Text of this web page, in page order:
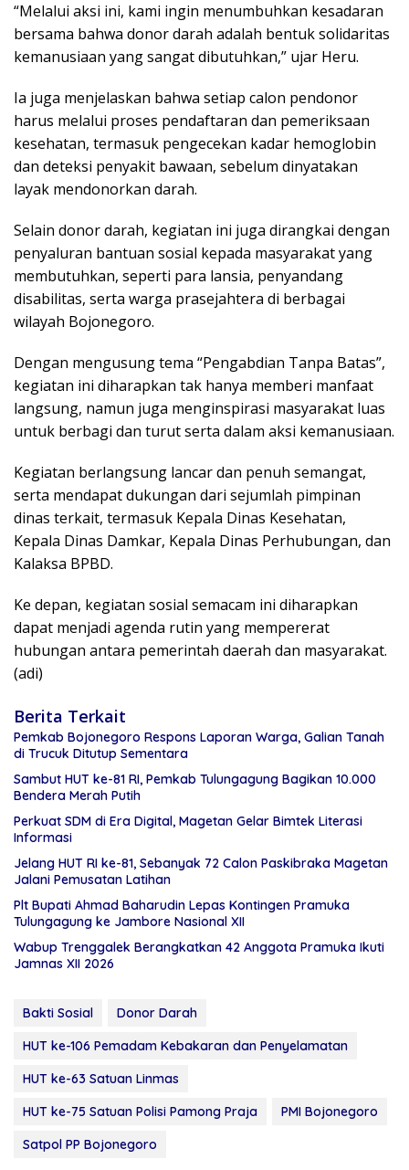
“Melalui aksi ini, kami ingin menumbuhkan kesadaran
bersama bahwa donor darah adalah bentuk solidaritas
kemanusiaan yang sangat dibutuhkan,” ujar Heru.
Ia juga menjelaskan bahwa setiap calon pendonor
harus melalui proses pendaftaran dan pemeriksaan
kesehatan, termasuk pengecekan kadar hemoglobin
dan deteksi penyakit bawaan, sebelum dinyatakan
layak mendonorkan darah.
Selain donor darah, kegiatan ini juga dirangkai dengan
penyaluran bantuan sosial kepada masyarakat yang
membutuhkan, seperti para lansia, penyandang
disabilitas, serta warga prasejahtera di berbagai
wilayah Bojonegoro.
Dengan mengusung tema “Pengabdian Tanpa Batas”,
kegiatan ini diharapkan tak hanya memberi manfaat
langsung, namun juga menginspirasi masyarakat luas
untuk berbagi dan turut serta dalam aksi kemanusiaan.
Kegiatan berlangsung lancar dan penuh semangat,
serta mendapat dukungan dari sejumlah pimpinan
dinas terkait, termasuk Kepala Dinas Kesehatan,
Kepala Dinas Damkar, Kepala Dinas Perhubungan, dan
Kalaksa BPBD.
Ke depan, kegiatan sosial semacam ini diharapkan
dapat menjadi agenda rutin yang mempererat
hubungan antara pemerintah daerah dan masyarakat.
(adi)
Berita Terkait
Pemkab Bojonegoro Respons Laporan Warga, Galian Tanah
di Trucuk Ditutup Sementara
Sambut HUT ke-81 RI, Pemkab Tulungagung Bagikan 10.000
Bendera Merah Putih
Perkuat SDM di Era Digital, Magetan Gelar Bimtek Literasi
Informasi
Jelang HUT RI ke-81, Sebanyak 72 Calon Paskibraka Magetan
Jalani Pemusatan Latihan
Plt Bupati Ahmad Baharudin Lepas Kontingen Pramuka
Tulungagung ke Jambore Nasional XII
Wabup Trenggalek Berangkatkan 42 Anggota Pramuka Ikuti
Jamnas XII 2026
Bakti Sosial
Donor Darah
HUT ke-106 Pemadam Kebakaran dan Penyelamatan
HUT ke-63 Satuan Linmas
HUT ke-75 Satuan Polisi Pamong Praja
PMI Bojonegoro
Satpol PP Bojonegoro